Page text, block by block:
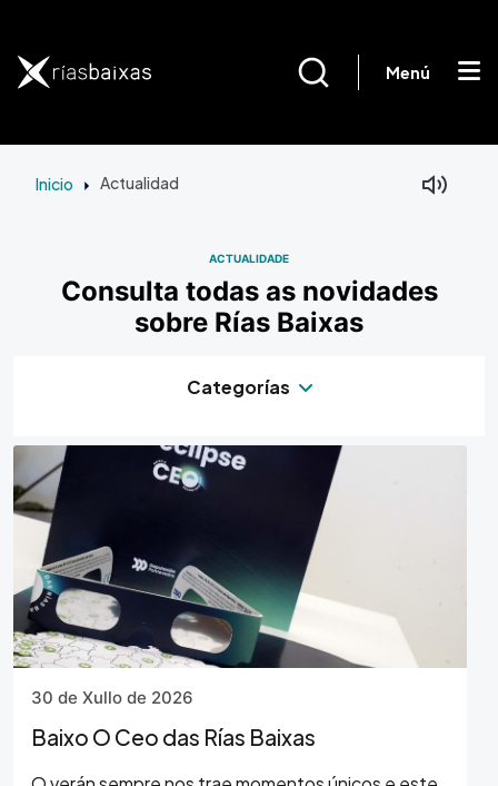
Menú
Inicio Actualidad
ACTUALIDADE
Consulta todas as novidades
sobre Rías Baixas
Categorías
30 de Xullo de 2026
Baixo O Ceo das Rías Baixas